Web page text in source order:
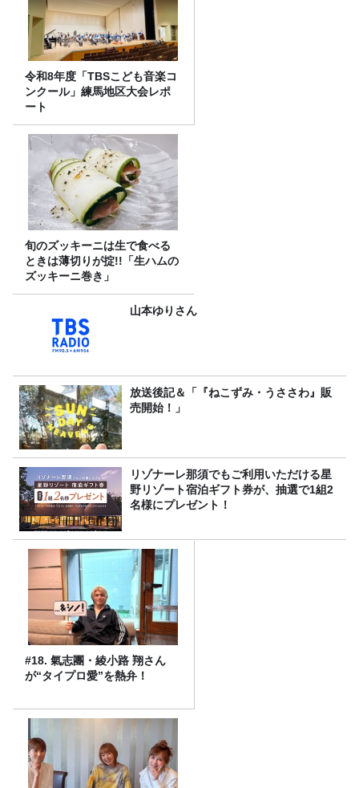
令和8年度「TBSこども音楽コ
ンクール」練馬地区大会レポ
ート
旬のズッキーニは生で食べる
ときは薄切りが掟!!「生ハムの
ズッキーニ巻き」
山本ゆりさん
放送後記＆「『ねこずみ・うささわ』販
売開始！」
リゾナーレ那須でもご利用いただける星
野リゾート宿泊ギフト券が、抽選で1組2
名様にプレゼント！
#18. 氣志團・綾小路 翔さん
が“タイプロ愛”を熱弁！